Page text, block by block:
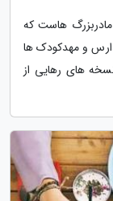
هاست که
و مهدکودک ها
های رهایی از